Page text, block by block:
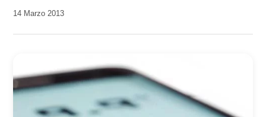
da
14 Marzo 2013